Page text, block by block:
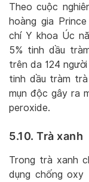
Theo cuộc
hoàng gia
chí Y khoa Úc
5% tinh dầu
trên da 124
tinh dầu tràm
mụn độc gây ra
peroxide.
5.10. Trà xanh
Trong trà xanh
dụng chống